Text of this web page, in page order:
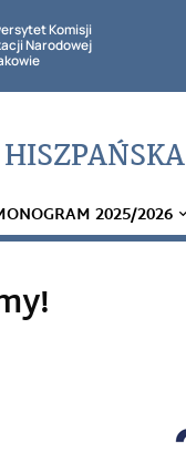
Komisji
Narodowej
2025/2026